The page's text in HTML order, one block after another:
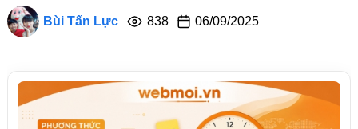
Bùi Tấn Lực 838 06/09/2025